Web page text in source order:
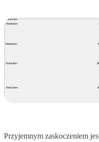
Przyjemnym zaskoczeniem